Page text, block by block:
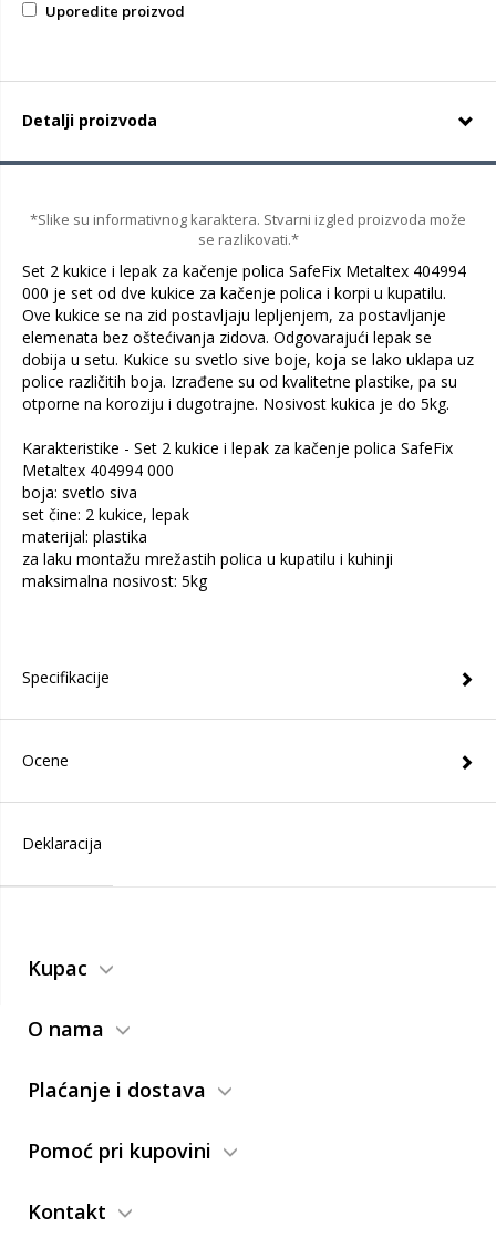
Uporedite proizvod
Detalji proizvoda
*Slike su informativnog karaktera. Stvarni izgled proizvoda može
se razlikovati.*
Set 2 kukice i lepak za kačenje polica SafeFix Metaltex 404994
000 je set od dve kukice za kačenje polica i korpi u kupatilu.
Ove kukice se na zid postavljaju lepljenjem, za postavljanje
elemenata bez oštećivanja zidova. Odgovarajući lepak se
dobija u setu. Kukice su svetlo sive boje, koja se lako uklapa uz
police različitih boja. Izrađene su od kvalitetne plastike, pa su
otporne na koroziju i dugotrajne. Nosivost kukica je do 5kg.
Karakteristike - Set 2 kukice i lepak za kačenje polica SafeFix
Metaltex 404994 000
boja: svetlo siva
set čine: 2 kukice, lepak
materijal: plastika
za laku montažu mrežastih polica u kupatilu i kuhinji
maksimalna nosivost: 5kg
Specifikacije
Ocene
Deklaracija
Kupac
O nama
Plaćanje i dostava
Pomoć pri kupovini
Kontakt